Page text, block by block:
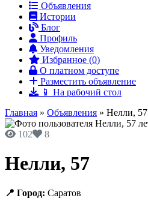
Объявления
Истории
Блог
Профиль
Уведомления
Избранное (0)
О платном доступе
Разместить объявление
📱 На рабочий стол
Главная » Объявления » Нелли, 57
102 8
Нелли, 57
📍 Город: Саратов